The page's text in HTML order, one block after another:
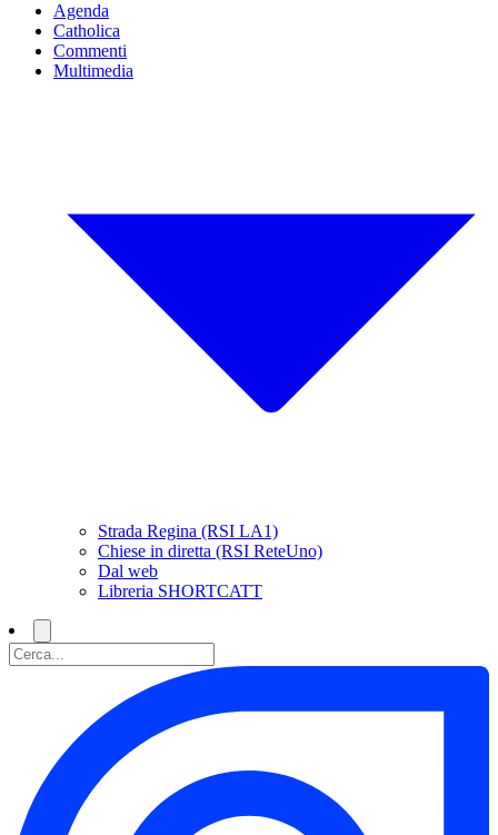
Agenda
Catholica
Commenti
Multimedia
Strada Regina (RSI LA1)
Chiese in diretta (RSI ReteUno)
Dal web
Libreria SHORTCATT